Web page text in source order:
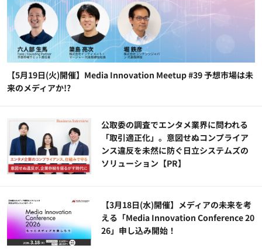
【5月19日(火)開催】Media Innovation Meetup #39 予想市場は未
来のメディアか!?
公​​取委の調査でエンタメ業界に問われる
「取引適正化」。意図せぬコンプライア
ンス違反を未然に防ぐ日立システムズの
ソリューション​【PR】
【3月18日(水)開催】メディアの未来を考
える「Media Innovation Conference 20
26」申し込み開始！